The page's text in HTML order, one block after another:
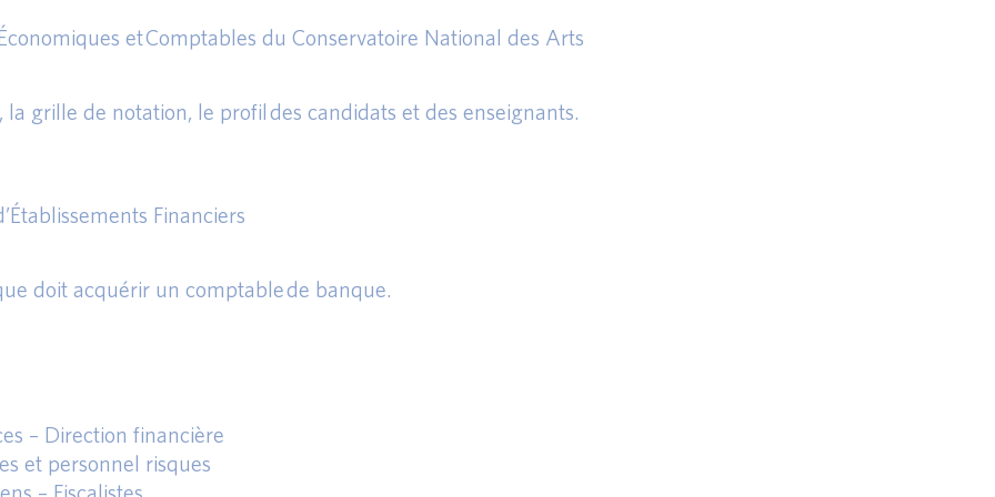
et Comptables du Conservatoire National des Arts
grille de notation, le profil des candidats et des enseignants.
Financiers
doit acquérir un comptable de banque.
– Direction financière
et personnel risques